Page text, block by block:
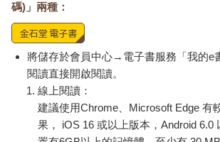
軍床上進行的毫無人味的人工流產，到Ruth
印度的產婆用按摩提供平靜的人工流產，這
工流產的真實情況，也告訴我們它是很有彈
此多種版本，我們大可以重新想像它的傳統
求。
「情感」聚焦在人工流產刻骨銘心的情緒層面
Gwendolyn Brooks震懾人心的詩作〈母親〉
忘的句子是「人工流產不會放過你的記憶」
化的悲傷情緒，如Diane di Prima的〈熄滅的
碼)」兩種：
將儲存於會員中心→電子書服務「我的e
閱讀直接開啟閱讀。
線上閱讀：
建議使用Chrome、Microsoft Edge 有
果， iOS 16 或以上版本，Android 6.0